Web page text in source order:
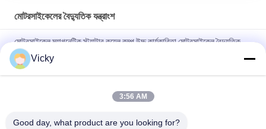
মোটরসাইকেলের বৈদ্যুতিক যন্ত্রাংশ
মোটরসাইকেল ম্যাগনেটিক স্ট্যাটার কয়েল কম্প উচ্চ কার্যকারিতা মোটরসাইকেল বৈদ্যুতিক
যন্ত্রাংশ KRF
বি 2 বি ক্রেতাদের জন্য বৈদ্যুতিক মোটরসাইকেল রিলে সংযোগকারী ক্রিস 100 ভাল
Vicky
3:56 AM
Good day, what product are you looking for?